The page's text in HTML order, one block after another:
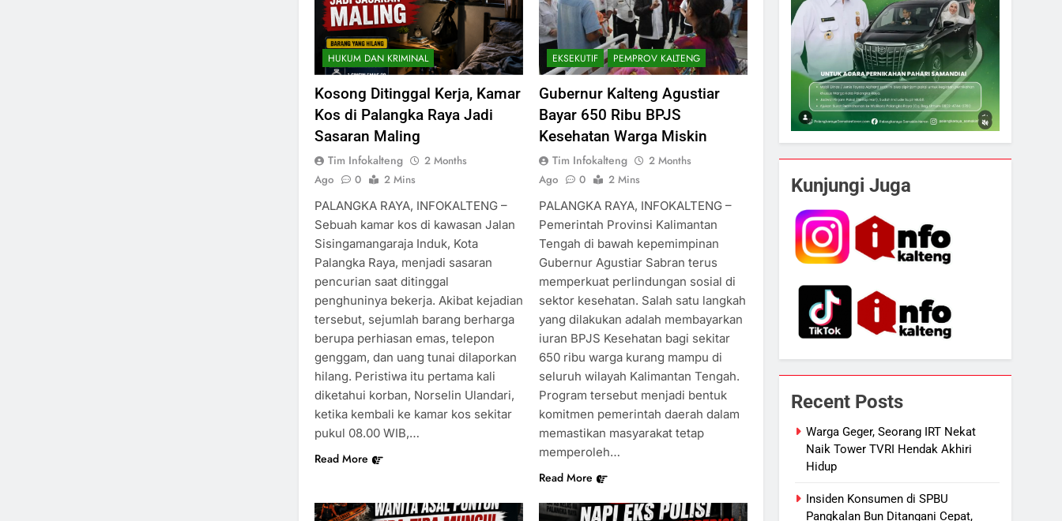
HUKUM DAN KRIMINAL
Kosong Ditinggal Kerja, Kamar
Kos di Palangka Raya Jadi
Sasaran Maling
Tim Infokalteng
2 Months
Ago
0
2 Mins
PALANGKA RAYA, INFOKALTENG –
Sebuah kamar kos di kawasan Jalan
Sisingamangaraja Induk, Kota
Palangka Raya, menjadi sasaran
pencurian saat ditinggal
penghuninya bekerja. Akibat kejadian
tersebut, sejumlah barang berharga
berupa perhiasan emas, telepon
genggam, dan uang tunai dilaporkan
hilang. Peristiwa itu pertama kali
diketahui korban, Norselin Ulandari,
ketika kembali ke kamar kos sekitar
pukul 08.00 WIB,…
Read More
EKSEKUTIF PEMPROV KALTENG
Gubernur Kalteng Agustiar
Bayar 650 Ribu BPJS
Kesehatan Warga Miskin
Tim Infokalteng
2 Months
Ago
0
2 Mins
PALANGKA RAYA, INFOKALTENG –
Pemerintah Provinsi Kalimantan
Tengah di bawah kepemimpinan
Gubernur Agustiar Sabran terus
memperkuat perlindungan sosial di
sektor kesehatan. Salah satu langkah
yang dilakukan adalah membayarkan
iuran BPJS Kesehatan bagi sekitar
650 ribu warga kurang mampu di
seluruh wilayah Kalimantan Tengah.
Program tersebut menjadi bentuk
komitmen pemerintah daerah dalam
memastikan masyarakat tetap
memperoleh…
Read More
Kunjungi Juga
Recent Posts
Warga Geger, Seorang IRT Nekat
Naik Tower TVRI Hendak Akhiri
Hidup
Insiden Konsumen di SPBU
Pangkalan Bun Ditangani Cepat,